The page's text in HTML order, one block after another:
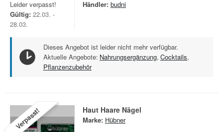
Leider verpasst!
Gültig: 22.03. -
28.03.
Händler: budni
Dieses Angebot ist leider nicht mehr verfügbar.
Aktuelle Angebote: Nahrungsergänzung, Cocktails,
Pflanzenzubehör
Verpasst! Haut Haare Nägel
Marke: Hübner